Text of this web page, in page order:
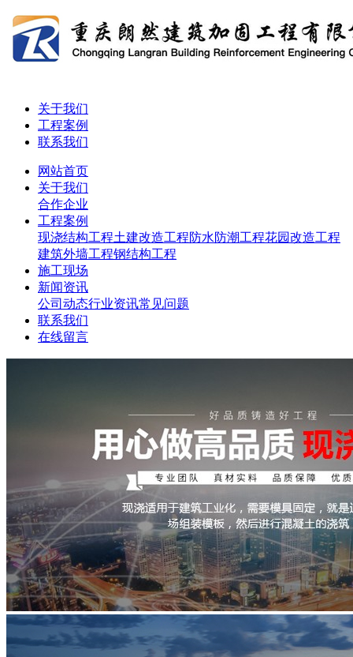
关于我们
工程案例
联系我们
网站首页
关于我们
合作企业
工程案例
现浇结构工程土建改造工程防水防潮工程花园改造工程
建筑外墙工程钢结构工程
施工现场
新闻资讯
公司动态行业资讯常见问题
联系我们
在线留言